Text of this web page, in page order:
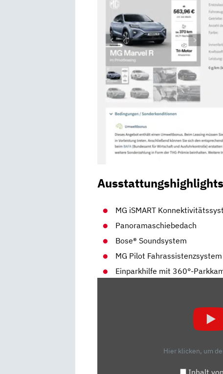
Ausstattungshighlights
MG iSMART
Panoramaschiebedach
Bose® Soundsystem
MG Pilot Fahrassistenzsystem
Einparkhilfe mit 360°-
Hier klicken, um
Inhalt